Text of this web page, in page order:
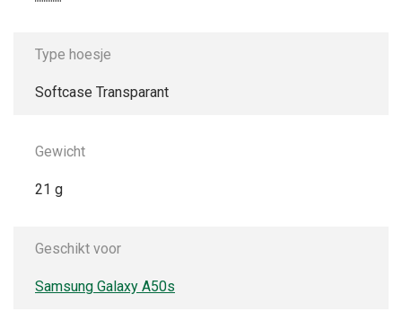
Type hoesje
Softcase Transparant
Gewicht
21 g
Geschikt voor
Samsung Galaxy A50s